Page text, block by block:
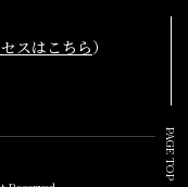
スはこちら）
PAGE TOP